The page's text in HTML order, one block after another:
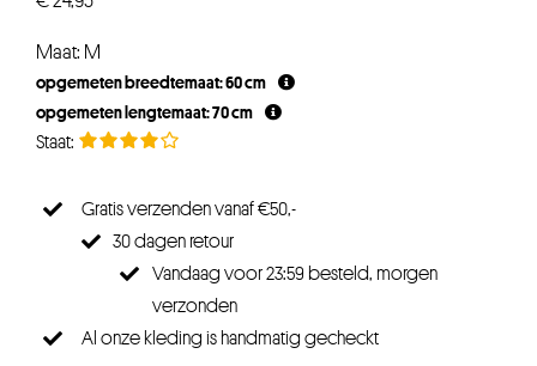
Maat: M
opgemeten breedtemaat: 60 cm
opgemeten lengtemaat: 70 cm
Gratis verzenden vanaf €50,-
30 dagen retour
Vandaag voor 23:59 besteld, morgen
verzonden
Al onze kleding is handmatig gecheckt